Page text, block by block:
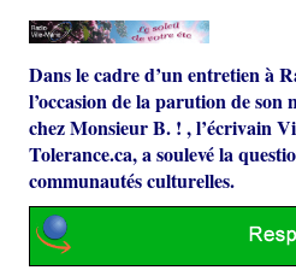
Dans le cadre d’un entretien à
l’occasion de la parution de son
chez Monsieur B. ! , l’écrivain
Tolerance.ca, a soulevé la
communautés culturelles.